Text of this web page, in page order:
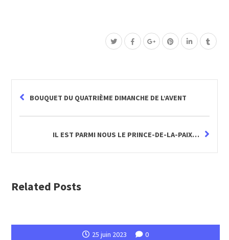
BOUQUET DU QUATRIÈME DIMANCHE DE L’AVENT
IL EST PARMI NOUS LE PRINCE-DE-LA-PAIX…
Related Posts
25 juin 2023 0